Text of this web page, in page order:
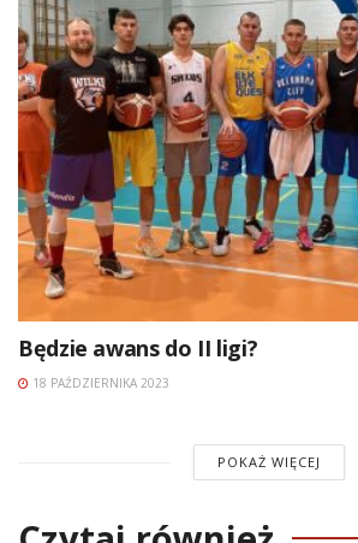
Będzie awans do II ligi?
18 PAŹDZIERNIKA 2023
POKAŻ WIĘCEJ